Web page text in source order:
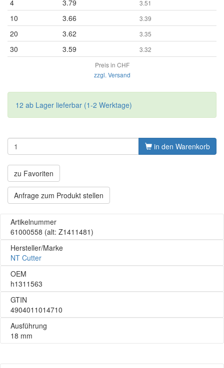
4 3.79 3.51
10 3.66 3.39
20 3.62 3.35
30 3.59
3.32
Preis in CHF
zzgl. Versand
12 ab Lager lieferbar (1-2 Werktage)
in den Warenkorb
zu Favoriten
Anfrage zum Produkt stellen
Artikelnummer
61000558 (alt: Z1411481)
Hersteller/Marke
NT Cutter
OEM
h1311563
GTIN
4904011014710
Ausführung
18 mm